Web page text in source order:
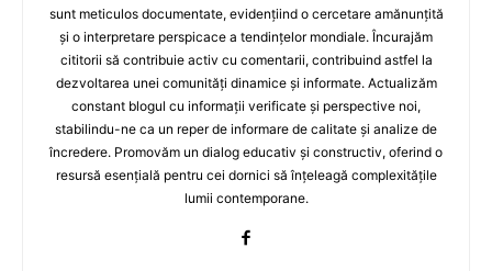
sunt meticulos documentate, evidențiind o cercetare amănunțită
și o interpretare perspicace a tendințelor mondiale. Încurajăm
cititorii să contribuie activ cu comentarii, contribuind astfel la
dezvoltarea unei comunități dinamice și informate. Actualizăm
constant blogul cu informații verificate și perspective noi,
stabilindu-ne ca un reper de informare de calitate și analize de
încredere. Promovăm un dialog educativ și constructiv, oferind o
resursă esențială pentru cei dornici să înțeleagă complexitățile
lumii contemporane.